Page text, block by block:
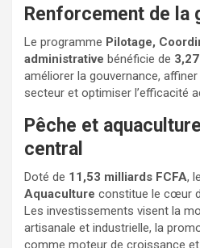
Renforcement de la
Le programme Pilotage,
administrative bénéficie de
améliorer la gouvernance,
secteur et optimiser l’efficacité
Pêche et
central
Doté de 11,53 milliards FCFA,
Aquaculture constitue le cœur
Les investissements visent la
artisanale et industrielle, la
comme moteur de croissance